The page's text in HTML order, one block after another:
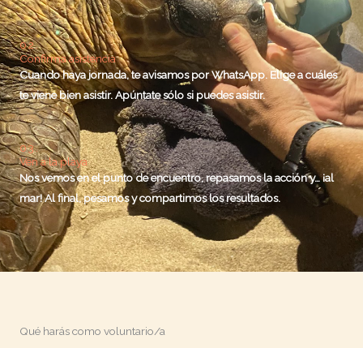
02.
Confirma asistencia
Cuando haya jornada, te avisamos por WhatsApp. Elige a cuáles
te viene bien asistir. Apúntate sólo si puedes asistir.
03.
Ven a la playa
Nos vemos en el punto de encuentro, repasamos la acción y… ¡al
mar! Al final, pesamos y compartimos los resultados.
Qué harás como voluntario/a